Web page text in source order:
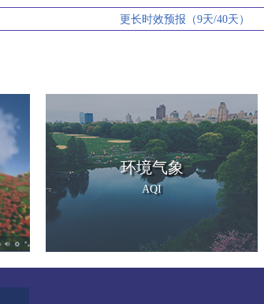
更长时效预报（9天/40天）
环境气象
AQI